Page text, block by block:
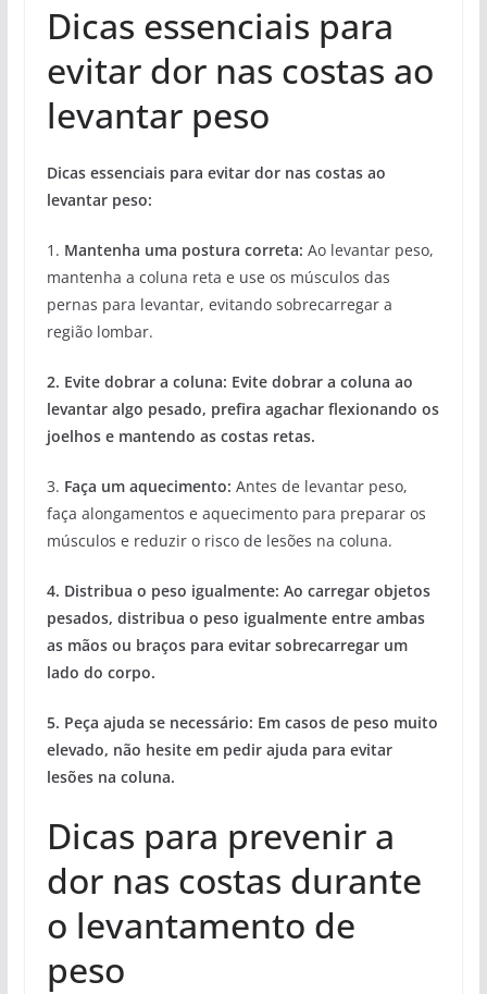
Dicas essenciais para
evitar dor nas costas ao
levantar peso
Dicas essenciais para evitar dor nas costas ao
levantar peso:
1. Mantenha uma postura correta: Ao levantar peso,
mantenha a coluna reta e use os músculos das
pernas para levantar, evitando sobrecarregar a
região lombar.
2. Evite dobrar a coluna: Evite dobrar a coluna ao
levantar algo pesado, prefira agachar flexionando os
joelhos e mantendo as costas retas.
3. Faça um aquecimento: Antes de levantar peso,
faça alongamentos e aquecimento para preparar os
músculos e reduzir o risco de lesões na coluna.
4. Distribua o peso igualmente: Ao carregar objetos
pesados, distribua o peso igualmente entre ambas
as mãos ou braços para evitar sobrecarregar um
lado do corpo.
5. Peça ajuda se necessário: Em casos de peso muito
elevado, não hesite em pedir ajuda para evitar
lesões na coluna.
Dicas para prevenir a
dor nas costas durante
o levantamento de
peso